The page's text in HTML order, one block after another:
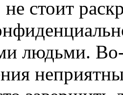
стоит
людьми.